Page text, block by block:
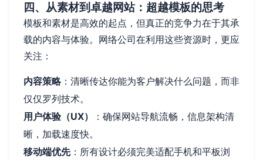
四、从素材到卓越网站：超越模板的思考
模板和素材是高效的起点，但真正的竞争力在于其承
载的内容与体验。网络公司在利用这些资源时，更应
关注：
内容策略：清晰传达你能为客户解决什么问题，而非
仅仅罗列技术。
用户体验（UX）
：确保网站导航流畅，信息架构清
晰，加载速度快。
移动端优先：所有设计必须完美适配手机和平板浏